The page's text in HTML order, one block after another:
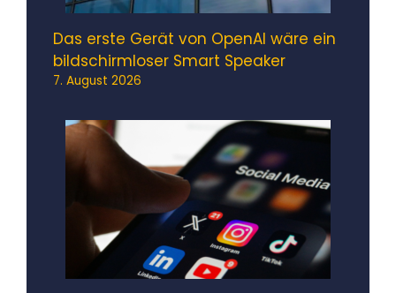
Das erste Gerät von OpenAI wäre ein
bildschirmloser Smart Speaker
7. August 2026